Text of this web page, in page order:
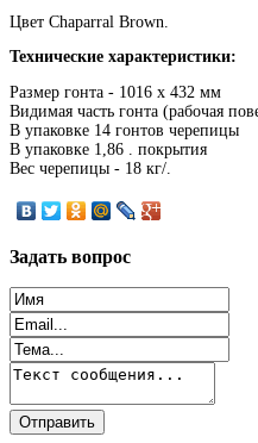
Цвет Chaparral Brown.
Технические характеристики:
Размер гонта - 1016 х 432 мм
Видимая часть гонта (рабочая
В упаковке 14 гонтов черепицы
В упаковке 1,86 . покрытия
Вес черепицы - 18 кг/.
Задать вопрос